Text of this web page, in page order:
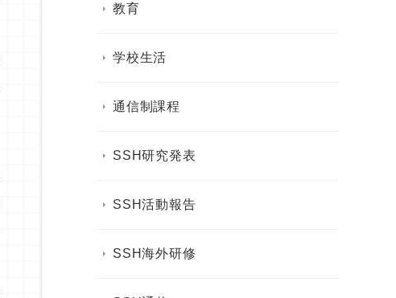
教育
学校生活
通信制課程
SSH研究発表
SSH活動報告
SSH海外研修